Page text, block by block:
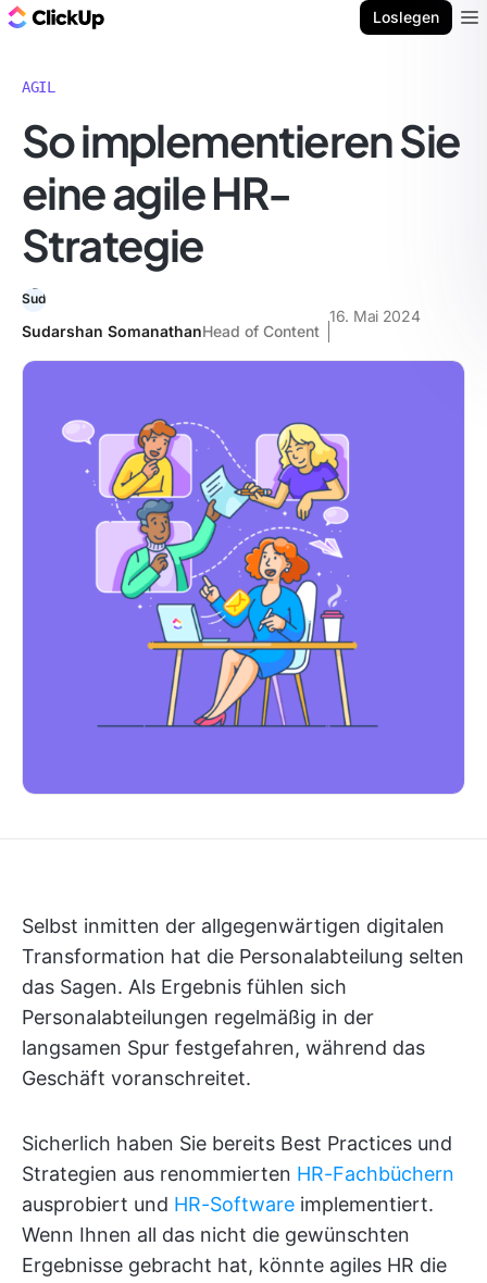
Loslegen
AGIL
So implementieren Sie
eine agile HR-
Strategie
Sudarshan SomanathanHead of Content
16. Mai 2024
Selbst inmitten der allgegenwärtigen digitalen
Transformation hat die Personalabteilung selten
das Sagen. Als Ergebnis fühlen sich
Personalabteilungen regelmäßig in der
langsamen Spur festgefahren, während das
Geschäft voranschreitet.
Sicherlich haben Sie bereits Best Practices und
Strategien aus renommierten HR-Fachbüchern
ausprobiert und HR-Software implementiert.
Wenn Ihnen all das nicht die gewünschten
Ergebnisse gebracht hat, könnte agiles HR die